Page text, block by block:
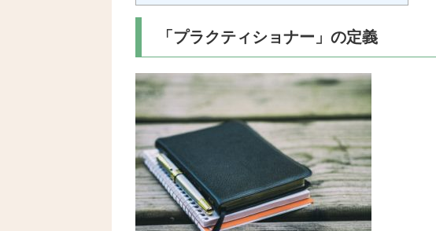
「プラクティショナー」の定義